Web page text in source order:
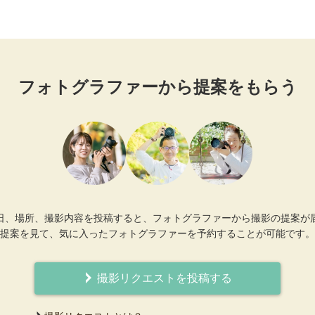
フォトグラファーから提案をもらう
、場所、撮影内容を投稿すると、フォトグラファーから撮影の提案が
提案を見て、気に入ったフォトグラファーを予約することが可能です。
撮影リクエストを投稿する